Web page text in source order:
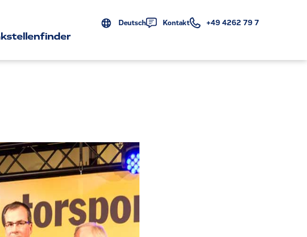
Deutsch Kontakt +49 4262 79 7